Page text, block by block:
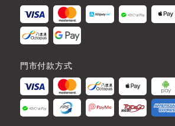
門市付款方式